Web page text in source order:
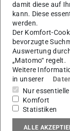
damit diese auf
kann. Diese
werden.
Der Komfort-
bevorzugte
Auswertung
„Matomo“ regelt.
Weitere
in unserer
Nur essentielle
Komfort
Statistiken
ALLE